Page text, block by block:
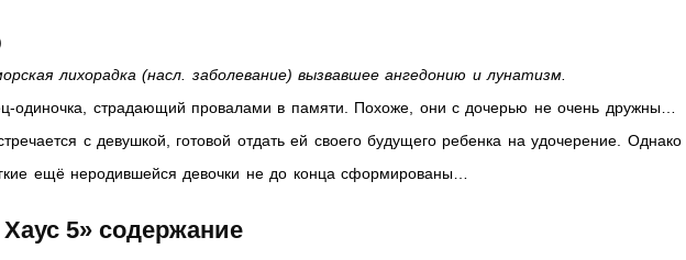
лихорадка (насл. заболевание) вызвавшее ангедонию и лунатизм.
одиночка, страдающий провалами в памяти. Похоже, они с дочерью не очень дружны…
с девушкой, готовой отдать ей своего будущего ребенка на удочерение. Однако
ещё неродившейся девочки не до конца сформированы…
5» содержание